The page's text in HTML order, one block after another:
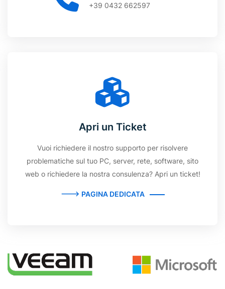
+39 0432 662597
Apri un Ticket
Vuoi richiedere il nostro supporto per risolvere
problematiche sul tuo PC, server, rete, software, sito
web o richiedere la nostra consulenza? Apri un ticket!
---> PAGINA DEDICATA